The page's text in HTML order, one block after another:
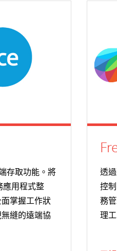
存取功能。將
應用程式整
掌握工作狀
縫的遠端協
透
控
務
理